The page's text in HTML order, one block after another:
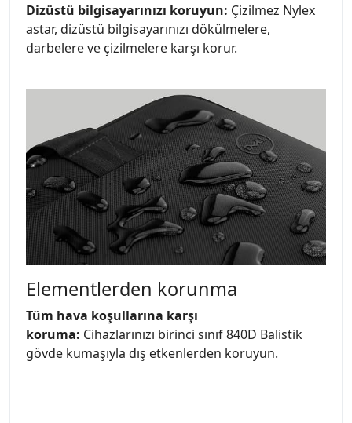
Dizüstü bilgisayarınızı koruyun: Çizilmez Nylex
astar, dizüstü bilgisayarınızı dökülmelere,
darbelere ve çizilmelere karşı korur.
Elementlerden korunma
Tüm hava koşullarına karşı
koruma: Cihazlarınızı birinci sınıf 840D Balistik
gövde kumaşıyla dış etkenlerden koruyun.